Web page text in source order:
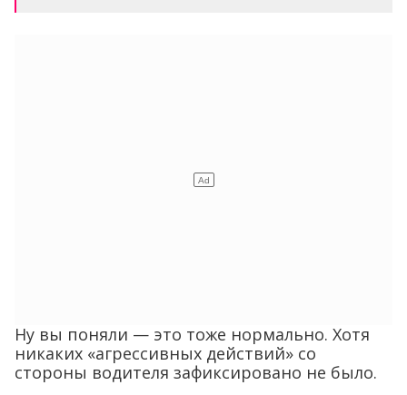
Ну вы поняли — это тоже нормально. Хотя
никаких «агрессивных действий» со
стороны водителя зафиксировано не было.